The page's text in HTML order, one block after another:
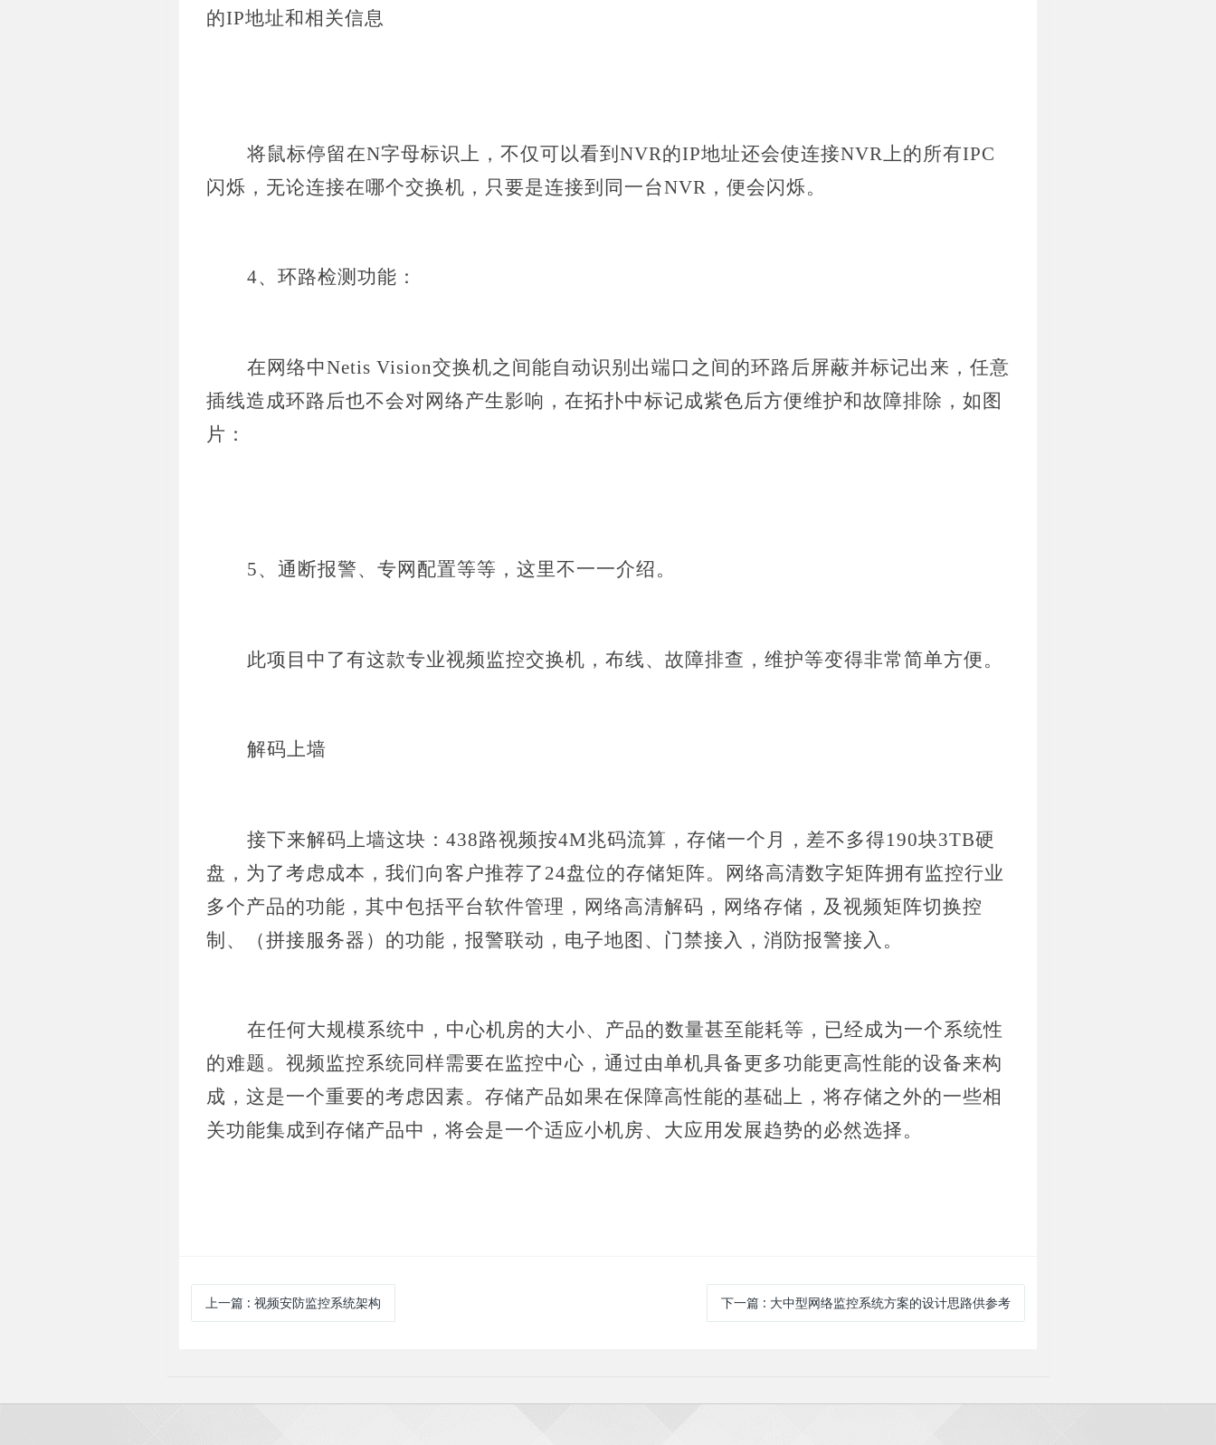
的IP地址和相关信息
将鼠标停留在N字母标识上，不仅可以看到NVR的IP地址还会使连接NVR上的所有IPC
闪烁，无论连接在哪个交换机，只要是连接到同一台NVR，便会闪烁。
4、环路检测功能：
在网络中Netis Vision交换机之间能自动识别出端口之间的环路后屏蔽并标记出来，任意
插线造成环路后也不会对网络产生影响，在拓扑中标记成紫色后方便维护和故障排除，如图
片：
5、通断报警、专网配置等等，这里不一一介绍。
此项目中了有这款专业视频监控交换机，布线、故障排查，维护等变得非常简单方便。
解码上墙
接下来解码上墙这块： 438路视频按4M兆码流算，存储一个月，差不多得190块3TB硬
盘，为了考虑成本，我们向客户推荐了24盘位的存储矩阵。网络高清数字矩阵拥有监控行业
多个产品的功能，其中包括平台软件管理，网络高清解码，网络存储，及视频矩阵切换控
制、（拼接服务器）的功能，报警联动，电子地图、门禁接入，消防报警接入。
在任何大规模系统中，中心机房的大小、产品的数量甚至能耗等，已经成为一个系统性
的难题。视频监控系统同样需要在监控中心，通过由单机具备更多功能更高性能的设备来构
成，这是一个重要的考虑因素。存储产品如果在保障高性能的基础上，将存储之外的一些相
关功能集成到存储产品中，将会是一个适应小机房、大应用发展趋势的必然选择。
上一篇 : 视频安防监控系统架构 下一篇 : 大中型网络监控系统方案的设计思路供参考